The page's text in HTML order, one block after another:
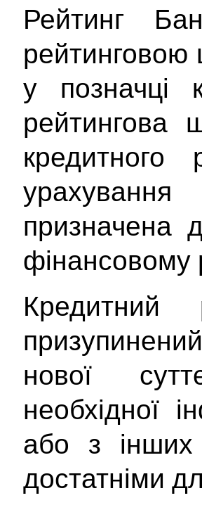
Рейтинг
рейтинговою
у позначці
рейтингова
кредитного
призначена
фінансовому
нової
необхідної
або з інших
достатніми